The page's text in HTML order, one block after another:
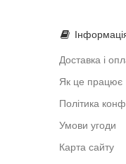
Доставка і
Як це працює
Політика
Умови угоди
Карта сайту